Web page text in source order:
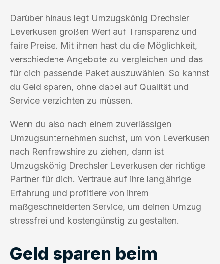
Darüber hinaus legt Umzugskönig Drechsler
Leverkusen großen Wert auf Transparenz und
faire Preise. Mit ihnen hast du die Möglichkeit,
verschiedene Angebote zu vergleichen und das
für dich passende Paket auszuwählen. So kannst
du Geld sparen, ohne dabei auf Qualität und
Service verzichten zu müssen.
Wenn du also nach einem zuverlässigen
Umzugsunternehmen suchst, um von Leverkusen
nach Renfrewshire zu ziehen, dann ist
Umzugskönig Drechsler Leverkusen der richtige
Partner für dich. Vertraue auf ihre langjährige
Erfahrung und profitiere von ihrem
maßgeschneiderten Service, um deinen Umzug
stressfrei und kostengünstig zu gestalten.
Geld sparen beim